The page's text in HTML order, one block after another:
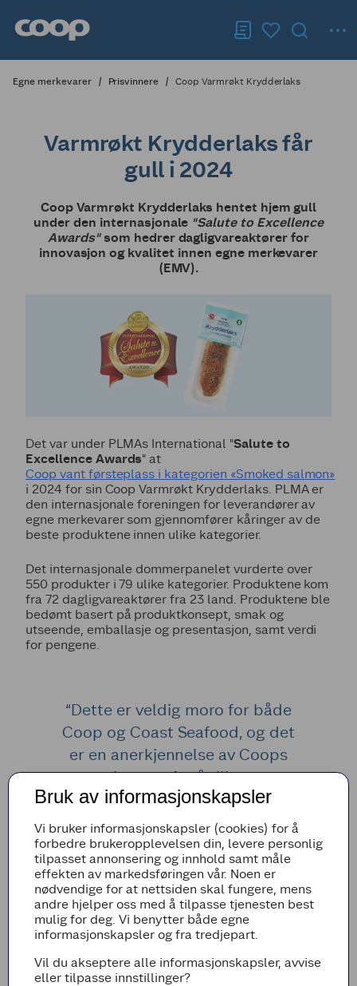
Egne merkevarer Prisvinnere Coop Varmrøkt Krydderlaks
Varmrøkt Krydderlaks får
gull i 2024
Coop Varmrøkt Krydderlaks hentet hjem gull
under den internasjonale "Salute to Excellence
Awards"som hedrer dagligvareaktører for
innovasjon og kvalitet innen egne merkevarer
(EMV).
Det var under PLMAs International "Salute to
Excellence Awards" at
Coop vant førsteplass i kategorien «Smoked salmon»
i 2024 for sin Coop Varmrøkt Krydderlaks. PLMA er
den internasjonale foreningen for leverandører av
egne merkevarer som gjennomfører kåringer av de
beste produktene innen ulike kategorier.
Det internasjonale dommerpanelet vurderte over
550 produkter i 79 ulike kategorier. Produktene kom
fra 72 dagligvareaktører fra 23 land. Produktene ble
bedømt basert på produktkonsept, smak og
utseende, emballasje og presentasjon, samt verdi
for pengene.
“Dette er veldig moro for både
Coop og Coast Seafood, og det
er en anerkjennelse av Coops
innsats for å tilby
høykvalitetsprodukter til våre
kunder og medlemmer ”
— Dorthe Gill Brudvik, direktør for egne merkevarer i Coop Norge
Dette er hva juryen sa:
Juryen beskriver Coop Fra Havet Varmrøkt
Krydderlaks 125g på følgende måte:
Bruk av informasjonskapsler
Vi bruker informasjonskapsler (cookies) for å
forbedre brukeropplevelsen din, levere personlig
tilpasset annonsering og innhold samt måle
effekten av markedsføringen vår. Noen er
nødvendige for at nettsiden skal fungere, mens
andre hjelper oss med å tilpasse tjenesten best
mulig for deg. Vi benytter både egne
informasjonskapsler og fra tredjepart.
Vil du akseptere alle informasjonskapsler, avvise
eller tilpasse innstillinger?